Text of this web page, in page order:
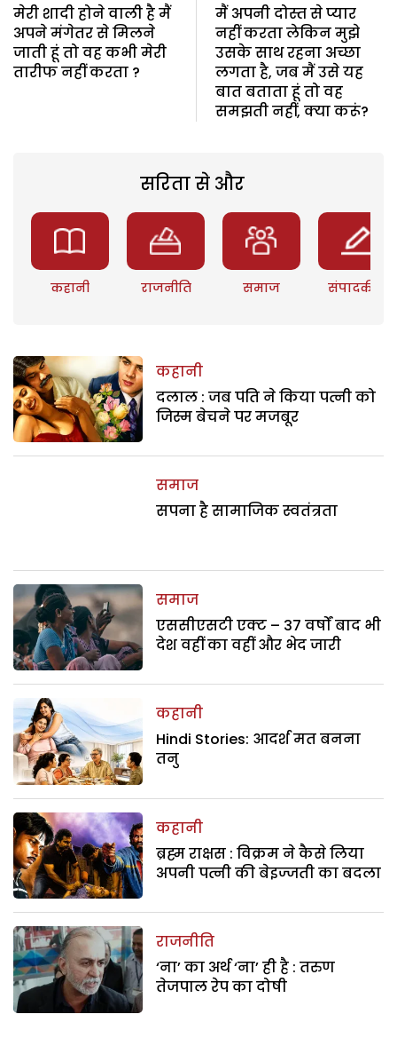
मेरी शादी होने वाली है मैं
अपने मंगेतर से मिलने
जाती हूं तो वह कभी मेरी
तारीफ नहीं करता ?
मैं अपनी दोस्त से प्यार
नहीं करता लेकिन मुझे
उसके साथ रहना अच्छा
लगता है, जब मैं उसे यह
बात बताता हूं तो वह
समझती नहीं, क्या करूं?
सरिता से और
कहानी राजनीति समाज संपादकीय
कहानी
दलाल : जब पति ने किया पत्नी को
जिस्म बेचने पर मजबूर
समाज
सपना है सामाजिक स्वतंत्रता
समाज
एससीएसटी एक्ट – 37 वर्षों बाद भी
देश वहीं का वहीं और भेद जारी
कहानी
Hindi Stories: आदर्श मत बनना
तनु
कहानी
ब्रह्म राक्षस : विक्रम ने कैसे लिया
अपनी पत्नी की बेइज्जती का बदला
राजनीति
‘ना’ का अर्थ ‘ना’ ही है : तरुण
तेजपाल रेप का दोषी